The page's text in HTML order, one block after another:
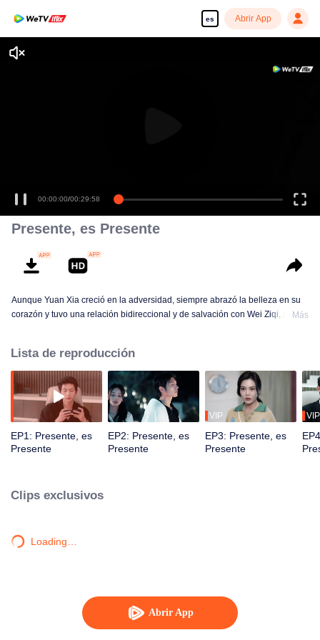
es Abrir App
Abrir App
00:00:00/00:29:58
Presente, es Presente
Aunque Yuan Xia creció en la adversidad, siempre abrazó la belleza en su
corazón y tuvo una relación bidireccional y de salvación con Wei Ziqi, a
Más
Lista de reproducción
EP1: Presente, es
Presente
EP2: Presente, es
Presente
VIP
EP3: Presente, es
Presente
VIP
Clips exclusivos
Loading…